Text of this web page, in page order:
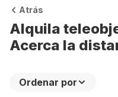
Atrás
Alquila
Acerca la
Ordenar por